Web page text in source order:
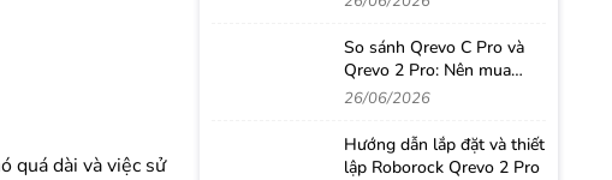
quá dài và việc sử
So sánh Qrevo C Pro và
Qrevo 2 Pro: Nên mua
robot hút bụi nào?
26/06/2026
Hướng dẫn lắp đặt và thiết
lập Roborock Qrevo 2 Pro